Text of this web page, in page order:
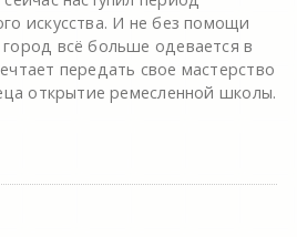
искусства. И не без помощи
всё больше одевается в
передать свое мастерство
открытие ремесленной школы.